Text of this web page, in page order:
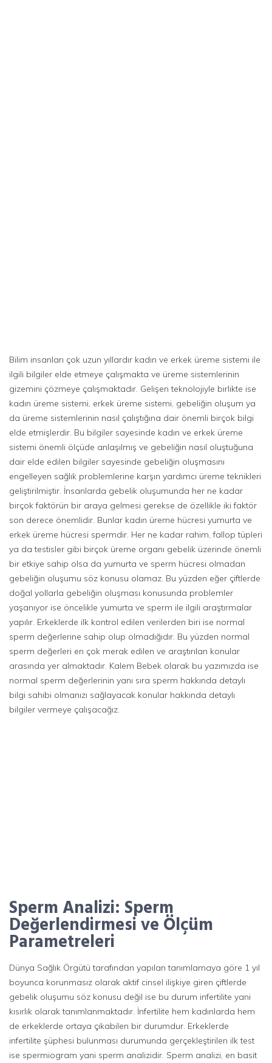
Bilim insanları çok uzun yıllardır kadın ve erkek üreme sistemi ile
ilgili bilgiler elde etmeye çalışmakta ve üreme sistemlerinin
gizemini çözmeye çalışmaktadır. Gelişen teknolojiyle birlikte ise
kadın üreme sistemi, erkek üreme sistemi, gebeliğin oluşum ya
da üreme sistemlerinin nasıl çalıştığına dair önemli birçok bilgi
elde etmişlerdir. Bu bilgiler sayesinde kadın ve erkek üreme
sistemi önemli ölçüde anlaşılmış ve gebeliğin nasıl oluştuğuna
dair elde edilen bilgiler sayesinde gebeliğin oluşmasını
engelleyen sağlık problemlerine karşın yardımcı üreme teknikleri
geliştirilmiştir. İnsanlarda gebelik oluşumunda her ne kadar
birçok faktörün bir araya gelmesi gerekse de özellikle iki faktör
son derece önemlidir. Bunlar kadın üreme hücresi yumurta ve
erkek üreme hücresi spermdir. Her ne kadar rahim, fallop tüpleri
ya da testisler gibi birçok üreme organı gebelik üzerinde önemli
bir etkiye sahip olsa da yumurta ve sperm hücresi olmadan
gebeliğin oluşumu söz konusu olamaz. Bu yüzden eğer çiftlerde
doğal yollarla gebeliğin oluşması konusunda problemler
yaşanıyor ise öncelikle yumurta ve sperm ile ilgili araştırmalar
yapılır. Erkeklerde ilk kontrol edilen verilerden biri ise normal
sperm değerlerine sahip olup olmadığıdır. Bu yüzden normal
sperm değerleri en çok merak edilen ve araştırılan konular
arasında yer almaktadır. Kalem Bebek olarak bu yazımızda ise
normal sperm değerlerinin yanı sıra sperm hakkında detaylı
bilgi sahibi olmanızı sağlayacak konular hakkında detaylı
bilgiler vermeye çalışacağız.
Sperm Analizi: Sperm
Değerlendirmesi ve Ölçüm
Parametreleri
Dünya Sağlık Örgütü tarafından yapılan tanımlamaya göre 1 yıl
boyunca korunmasız olarak aktif cinsel ilişkiye giren çiftlerde
gebelik oluşumu söz konusu değil ise bu durum infertilite yani
kısırlık olarak tanımlanmaktadır. İnfertilite hem kadınlarda hem
de erkeklerde ortaya çıkabilen bir durumdur. Erkeklerde
infertilite şüphesi bulunması durumunda gerçekleştirilen ilk test
ise spermiogram yani sperm analizidir. Sperm analizi, en basit